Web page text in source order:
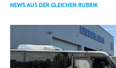
NEWS AUS DER GLEICHEN RUBRIK